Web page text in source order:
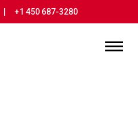
| +1 450 687-3280